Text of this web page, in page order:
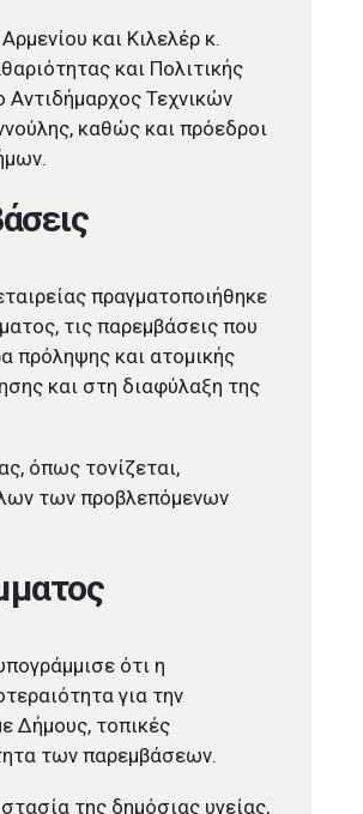
και Κιλελέρ κ.
και Πολιτικής
Τεχνικών
καθώς και πρόεδροι
πραγματοποιήθηκε
τις παρεμβάσεις που
πρόληψης και ατομικής
και στη διαφύλαξη της
όπως τονίζεται,
των προβλεπόμενων
ότι η
για την
Δήμους, τοπικές
των παρεμβάσεων.
της δημόσιας υγείας,